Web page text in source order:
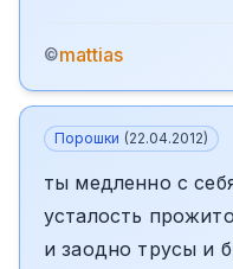
©mattias
Порошки (22.04.2012)
ты медленно с
усталость
и заодно трусы и